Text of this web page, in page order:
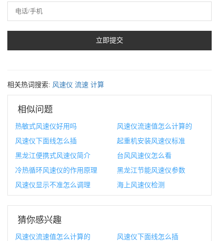
相关热词搜索: 风速仪 流速 计算
相似问题
热敏式风速仪好用吗
风速仪流速值怎么计算的
风速仪下面线怎么插
起重机安装风速仪标准
黑龙江便携式风速仪简介
台风风速仪怎么看
冷热循环风速仪的作用原理
黑龙江节能风速仪参数
风速仪显示不准怎么调理
海上风速仪检测
猜你感兴趣
风速仪流速值怎么计算的
风速仪下面线怎么插